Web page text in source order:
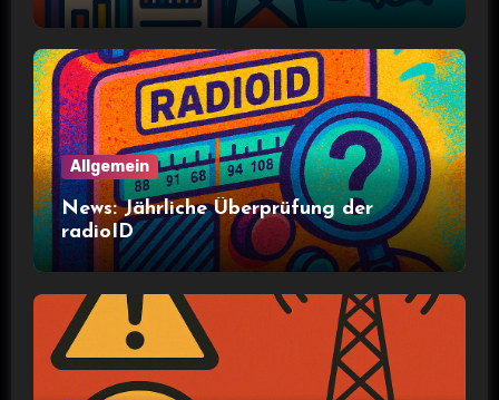
Allgemein
News: Jährliche Überprüfung der
radioID